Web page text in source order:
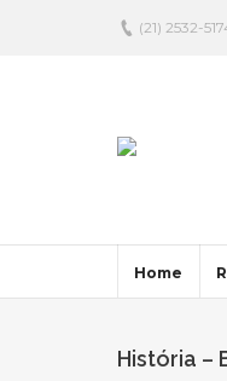
(21) 2532-
Home
História –